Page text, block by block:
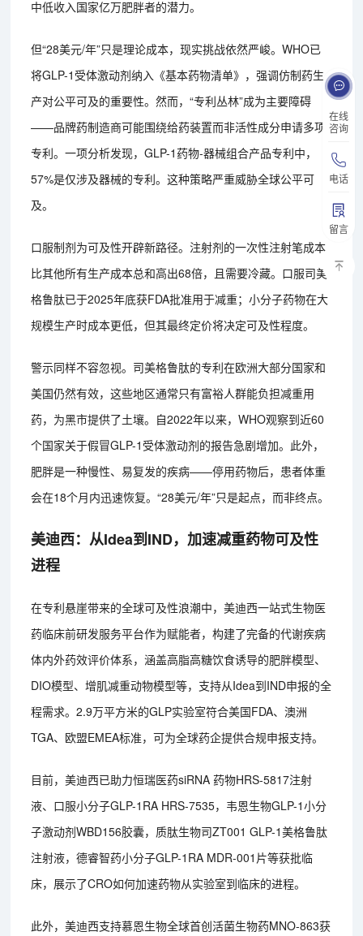
在线
咨询
电话
留言
中低收入国家亿万肥胖者的潜力。
但“28美元/年”只是理论成本，现实挑战依然严峻。WHO已
将GLP-1受体激动剂纳入《基本药物清单》，强调仿制药生
产对公平可及的重要性。然而，“专利丛林”成为主要障碍
——品牌药制造商可能围绕给药装置而非活性成分申请多项
专利。一项分析发现，GLP-1药物-器械组合产品专利中，
57%是仅涉及器械的专利。这种策略严重威胁全球公平可
及。
口服制剂为可及性开辟新路径。注射剂的一次性注射笔成本
比其他所有生产成本总和高出68倍，且需要冷藏。口服司美
格鲁肽已于2025年底获FDA批准用于减重；小分子药物在大
规模生产时成本更低，但其最终定价将决定可及性程度。
警示同样不容忽视。司美格鲁肽的专利在欧洲大部分国家和
美国仍然有效，这些地区通常只有富裕人群能负担减重用
药，为黑市提供了土壤。自2022年以来，WHO观察到近60
个国家关于假冒GLP-1受体激动剂的报告急剧增加。此外，
肥胖是一种慢性、易复发的疾病——停用药物后，患者体重
会在18个月内迅速恢复。“28美元/年”只是起点，而非终点。
美迪西：从Idea到IND，加速减重药物可及性
进程
在专利悬崖带来的全球可及性浪潮中，美迪西一站式生物医
药临床前研发服务平台作为赋能者，构建了完备的代谢疾病
体内外药效评价体系，涵盖高脂高糖饮食诱导的肥胖模型、
DIO模型、增肌减重动物模型等，支持从Idea到IND申报的全
程需求。2.9万平方米的GLP实验室符合美国FDA、澳洲
TGA、欧盟EMEA标准，可为全球药企提供合规申报支持。
目前，美迪西已助力恒瑞医药siRNA 药物HRS-5817注射
液、口服小分子GLP-1RA HRS-7535，韦恩生物GLP-1小分
子激动剂WBD156胶囊，质肽生物司ZT001 GLP-1美格鲁肽
注射液，德睿智药小分子GLP-1RA MDR-001片等获批临
床，展示了CRO如何加速药物从实验室到临床的进程。
此外，美迪西支持慕恩生物全球首创活菌生物药MNO-863获